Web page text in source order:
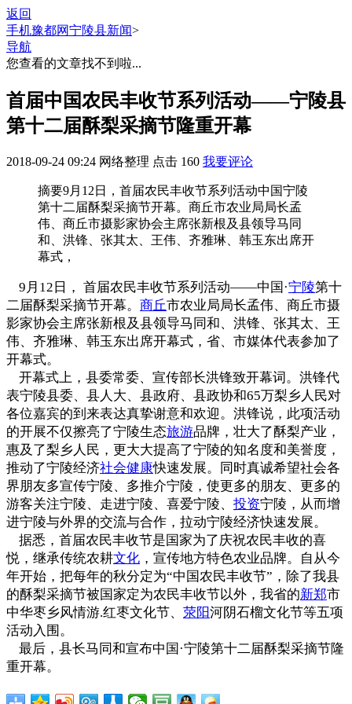
返回
手机豫都网宁陵县新闻>
导航
您查看的文章找不到啦...
首届中国农民丰收节系列活动——宁陵县
第十二届酥梨采摘节隆重开幕
2018-09-24 09:24 网络整理 点击 160 我要评论
摘要9月12日，首届农民丰收节系列活动中国宁陵
第十二届酥梨采摘节开幕。商丘市农业局局长孟
伟、商丘市摄影家协会主席张新根及县领导马同
和、洪锋、张其太、王伟、齐雅琳、韩玉东出席开
幕式，
9月12日， 首届农民丰收节系列活动——中国·宁陵第十
二届酥梨采摘节开幕。 商丘市农业局局长孟伟、商丘市摄
影家协会主席张新根及县领导马同和、洪锋、张其太、王
伟、齐雅琳、韩玉东出席开幕式，省、市媒体代表参加了
开幕式。
开幕式上，县委常委、宣传部长洪锋致开幕词。洪锋代
表宁陵县委、县人大、县政府、县政协和65万梨乡人民对
各位嘉宾的到来表达真挚谢意和欢迎。洪锋说，此项活动
的开展不仅擦亮了宁陵生态旅游品牌，壮大了酥梨产业，
惠及了梨乡人民，更大大提高了宁陵的知名度和美誉度，
推动了宁陵经济社会健康快速发展。同时真诚希望社会各
界朋友多宣传宁陵、多推介宁陵，使更多的朋友、更多的
游客关注宁陵、走进宁陵、喜爱宁陵、 投资宁陵，从而增
进宁陵与外界的交流与合作，拉动宁陵经济快速发展。
据悉，首届农民丰收节是国家为了庆祝农民丰收的喜
悦，继承传统农耕文化 ，宣传地方特色农业品牌。自从今
年开始，把每年的秋分定为“中国农民丰收节”，除了我县
的酥梨采摘节被国家定为农民丰收节以外，我省的新郑市
中华枣乡风情游.红枣文化节、 荥阳河阴石榴文化节等五项
活动入围。
最后，县长马同和宣布中国·宁陵第十二届酥梨采摘节隆
重开幕。